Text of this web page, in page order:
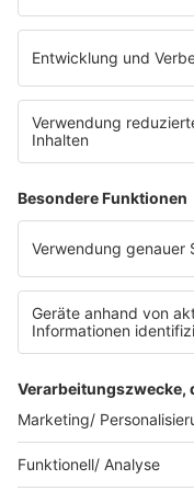
eröffnet. Direkt an
E-Bikes über eine
Impressum
Radioplayer